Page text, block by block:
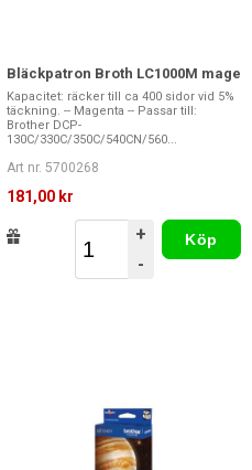
Bläckpatron Broth LC1000M mage
Kapacitet: räcker till ca 400 sidor vid 5%
täckning. -- Magenta -- Passar till:
Brother DCP-
130C/330C/350C/540CN/560...
Art nr. 5700268
181,00 kr
+
-
Köp